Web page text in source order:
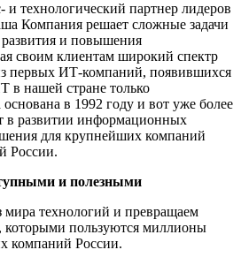
и технологический партнер лидеров
Компания решает сложные задачи
развития и повышения
своим клиентам широкий спектр
первых ИТ-компаний, появившихся
в нашей стране только
в 1992 году и вот уже более
в развитии информационных
для крупнейших компаний
России.
и полезными
технологий и превращаем
пользуются миллионы
компаний России.